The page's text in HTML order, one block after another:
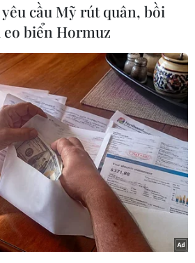
cầu Mỹ rút quân, bồi
biển Hormuz